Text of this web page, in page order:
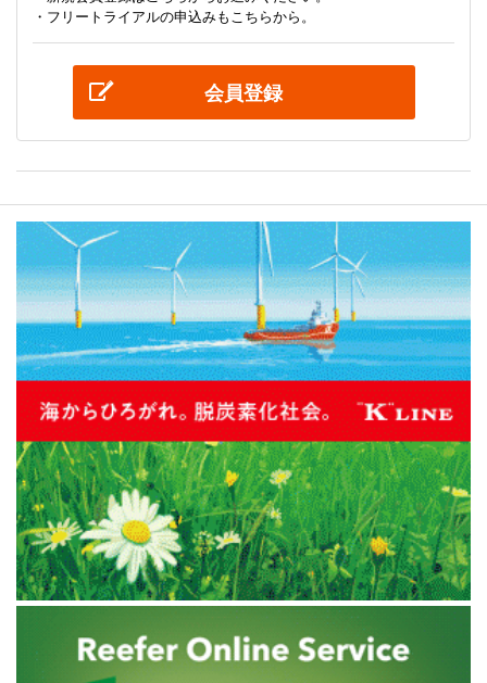
・フリートライアルの申込みもこちらから。
会員登録